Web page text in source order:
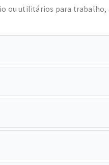
ou utilitários para trabalho,